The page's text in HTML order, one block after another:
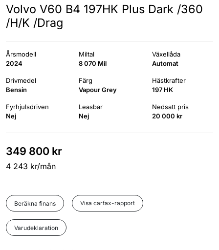
Volvo V60 B4 197HK Plus Dark /360
/H/K /Drag
Årsmodell
2024
Miltal
8 070 Mil
Växellåda
Automat
Drivmedel
Bensin
Färg
Vapour Grey
Hästkrafter
197 HK
Fyrhjulsdriven
Nej
Leasbar
Nej
Nedsatt pris
20 000 kr
349 800 kr
4 243 kr/mån
Beräkna finans Visa carfax-rapport
Varudeklaration